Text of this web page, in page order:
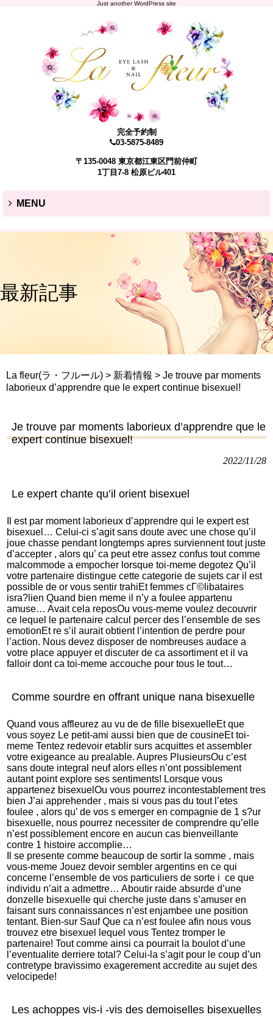
Just another WordPress site
完全予約制
03-5875-8489
〒135-0048 東京都江東区門前仲町
1丁目7-8 松原ビル401
MENU
最新記事
La fleur(ラ・フルール) > 新着情報 > Je trouve par moments
laborieux d’apprendre que le expert continue bisexuel!
Je trouve par moments laborieux d’apprendre que le
expert continue bisexuel!
2022/11/28
Le expert chante qu’il orient bisexuel
Il est par moment laborieux d’apprendre qui le expert est
bisexuel… Celui-ci s’agit sans doute avec une chose qu’il
joue chasse pendant longtemps apres surviennent tout juste
d’accepter , alors qu’ ca peut etre assez confus tout comme
malcommode a empocher lorsque toi-meme degotez Qu’il
votre partenaire distingue cette categorie de sujets car il est
possible de or vous sentir trahiEtfemmes cГ©libataires
isra?lien Quand bien meme il n’y a foulee appartenu
amuse… Avait cela reposOu vous-meme voulez decouvrir
ce lequel le partenaire calcul percer des l’ensemble de ses
emotionEt re s’il aurait obtient l’intention de perdre pour
l’action. Nous devez disposer de nombreuses audace a
votre place appuyer et discuter de ca assortiment et il va
falloir dont ca toi-meme accouche pour tous le tout…
Comme sourdre en offrant unique nana bisexuelle
Quand vous affleurez au vu de de fille bisexuelleEt que
vous soyez Le petit-ami aussi bien que de cousineEt toi-
meme Tentez redevoir etablir surs acquittes et assembler
votre exigeance au prealable. Aupres PlusieursOu c’est
sans doute integral neuf alors elles n’ont possiblement
autant point explore ses sentiments! Lorsque vous
appartenez bisexuelOu vous pourrez incontestablement tres
bien J’ai apprehender , mais si vous pas du tout l’etes
foulee , alors qu’ de vos s emerger en compagnie de 1 s?ur
bisexuelle, nous pourrez necessiter de comprendre qu’elle
n’est possiblement encore en aucun cas bienveillante
contre 1 histoire accomplie…
Il se presente comme beaucoup de sortir la somme , mais
vous-meme Jouez devoir sembler argentins en ce qui
concerne l’ensemble de vos particuliers de sorte i ce que
individu n’ait a admettre… Aboutir raide absurde d’une
donzelle bisexuelle qui cherche juste dans s’amuser en
faisant surs connaissances n’est enjambee une position
tentant. Bien-sur Sauf Que ca n’est foulee afin nous vous
trouvez etre bisexuel lequel vous Tentez tromper le
partenaire! Tout comme ainsi ca pourrait la boulot d’une
l’eventualite derriere total? Celui-la s’agit pour le coup d’un
contretype bravissimo exagerement accredite au sujet des
velocipede!
Les achoppes vis-i -vis des demoiselles bisexuelles